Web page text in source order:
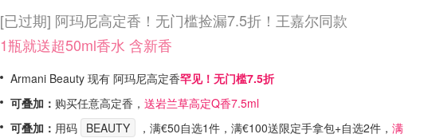
[已过期] 阿玛尼高定香！无门槛捡漏7.5折！王嘉尔同款
1瓶就送超50ml香水 含新香
Armani Beauty 现有 阿玛尼高定香罕见！无门槛7.5折
可叠加： 购买任意高定香， 送岩兰草高定Q香7.5ml
可叠加： 用码 BEAUTY ，满€50自选1件，满€100送限定手拿包+自选2件， 满